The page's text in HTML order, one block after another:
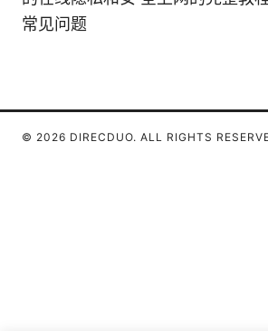
常见问题
© 2026 DIRECDUO. ALL RIGHTS